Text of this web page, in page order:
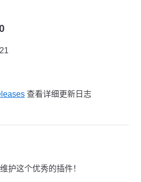
查看详细更新日志
护这个优秀的插件！